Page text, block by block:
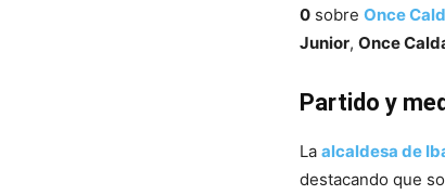
0 sobre Once
Junior, Once
Partido y
La alcaldesa de
destacando que